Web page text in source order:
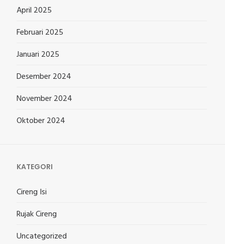
April 2025
Februari 2025
Januari 2025
Desember 2024
November 2024
Oktober 2024
KATEGORI
Cireng Isi
Rujak Cireng
Uncategorized